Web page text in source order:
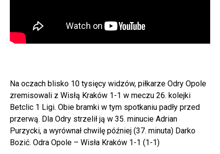
Na oczach blisko 10 tysięcy widzów, piłkarze Odry Opole
zremisowali z Wisłą Kraków 1-1 w meczu 26. kolejki
Betclic 1 Ligi. Obie bramki w tym spotkaniu padły przed
przerwą. Dla Odry strzelił ją w 35. minucie Adrian
Purzycki, a wyrównał chwilę później (37. minuta) Darko
Bozić. Odra Opole – Wisła Kraków 1-1 (1-1)